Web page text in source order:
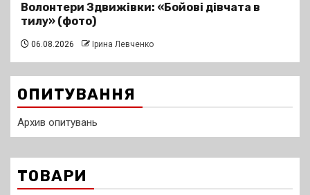
Волонтери Здвижівки: «Бойові дівчата в
тилу» (фото)
06.08.2026 Ірина Левченко
ОПИТУВАННЯ
Архив опитувань
ТОВАРИ